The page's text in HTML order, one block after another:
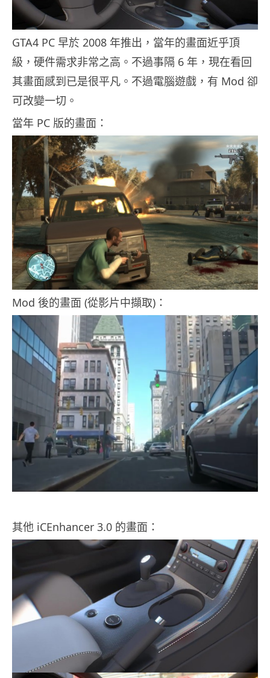
GTA4 PC 早於 2008 年推出，當年的畫面近乎頂
級，硬件需求非常之高。不過事隔 6 年，現在看回
其畫面感到已是很平凡。不過電腦遊戲，有 Mod 卻
可改變一切。
當年 PC 版的畫面：
Mod 後的畫面 (從影片中擷取)：
其他 iCEnhancer 3.0 的畫面：